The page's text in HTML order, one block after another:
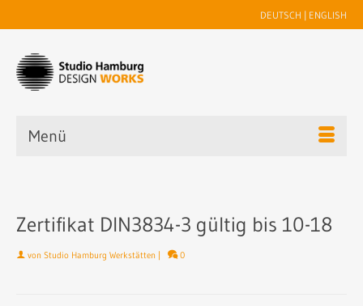
DEUTSCH | ENGLISH
Menü
Zertifikat DIN3834-3 gültig bis 10-18
von Studio Hamburg Werkstätten | 0